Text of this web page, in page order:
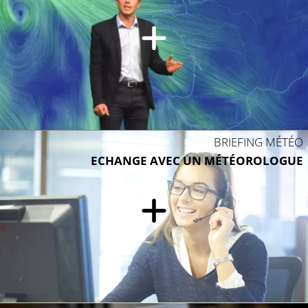
BRIEFING MÉTÉO
ECHANGE AVEC UN MÉTÉOROLOGUE